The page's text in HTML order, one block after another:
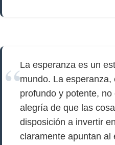
La esperanza es un
mundo. La esperanza,
profundo y potente,
alegría de que las
disposición a invertir
claramente apuntan al